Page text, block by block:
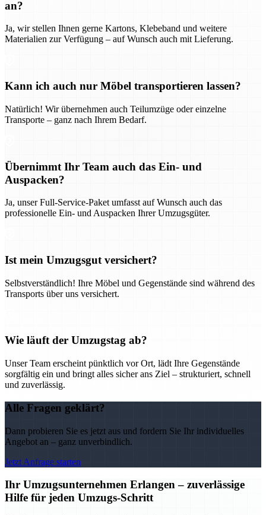
an?
Ja, wir stellen Ihnen gerne Kartons, Klebeband und weitere
Materialien zur Verfügung – auf Wunsch auch mit Lieferung.
Kann ich auch nur Möbel transportieren lassen?
Natürlich! Wir übernehmen auch Teilumzüge oder einzelne
Transporte – ganz nach Ihrem Bedarf.
Übernimmt Ihr Team auch das Ein- und
Auspacken?
Ja, unser Full-Service-Paket umfasst auf Wunsch auch das
professionelle Ein- und Auspacken Ihrer Umzugsgüter.
Ist mein Umzugsgut versichert?
Selbstverständlich! Ihre Möbel und Gegenstände sind während des
Transports über uns versichert.
Wie läuft der Umzugstag ab?
Unser Team erscheint pünktlich vor Ort, lädt Ihre Gegenstände
sorgfältig ein und bringt alles sicher ans Ziel – strukturiert, schnell
und zuverlässig.
Alle Fragen geklärt?
Dann probieren Sie es jetzt aus und fordern Sie Ihr individuelles
Angebot an – ganz unverbindlich.
Jetzt Anfrage starten
Ihr Umzugsunternehmen Erlangen – zuverlässige
Hilfe für jeden Umzugs-Schritt